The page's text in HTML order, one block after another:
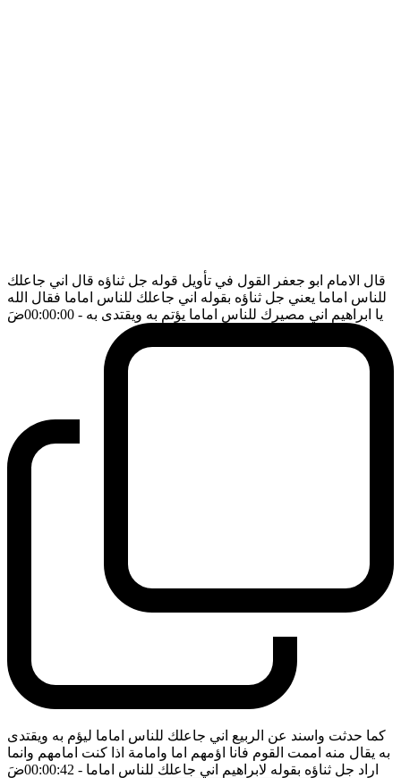
قال الامام ابو جعفر القول في تأويل قوله جل ثناؤه قال اني جاعلك
للناس اماما يعني جل ثناؤه بقوله اني جاعلك للناس اماما فقال الله
يا ابراهيم اني مصيرك للناس اماما يؤتم به ويقتدى به - 00:00:00 ضَ
كما حدثت واسند عن الربيع اني جاعلك للناس اماما ليؤم به ويقتدى
به يقال منه اممت القوم فانا اؤمهم اما وامامة اذا كنت امامهم وانما
اراد جل ثناؤه بقوله لابراهيم اني جاعلك للناس اماما - 00:00:42 ضَ